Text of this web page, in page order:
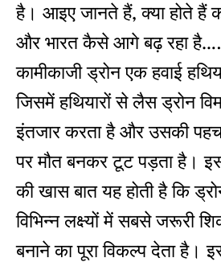
है। आइए जानते हैं, क्‍या होते हैं
और भारत कैसे आगे बढ़ रहा है….
कामीकाजी ड्रोन एक हवाई
जिसमें हथियारों से लैस ड्रोन
इंतजार करता है और उसकी
पर मौत बनकर टूट पड़ता है। इस
की खास बात यह होती है कि
विभिन्‍न लक्ष्‍यों में सबसे जरूरी
बनाने का पूरा विकल्‍प देता है।